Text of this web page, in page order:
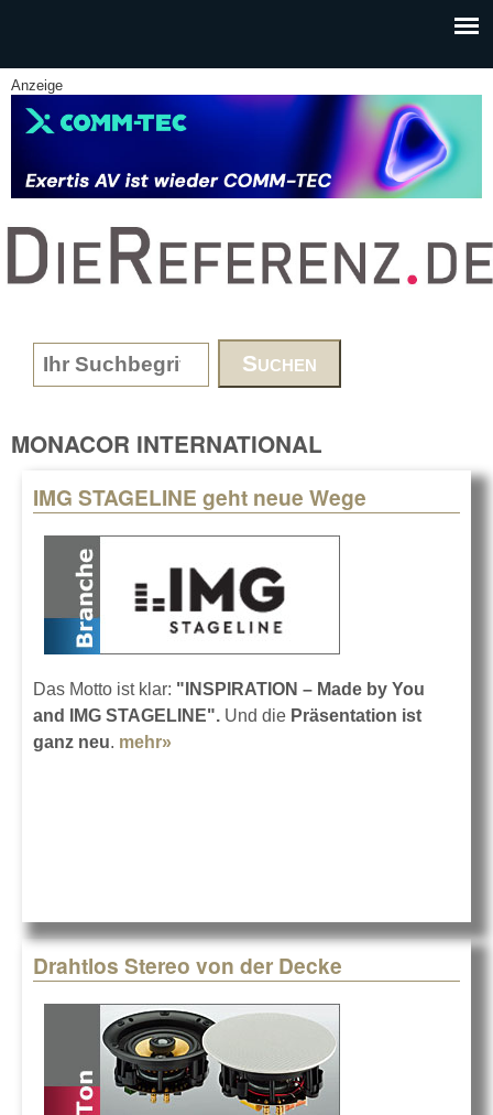
Anzeige
www.DieReferenz.de
Search form
MONACOR INTERNATIONAL
IMG STAGELINE geht neue Wege
Das Motto ist klar: "INSPIRATION – Made by You
and IMG STAGELINE". Und die Präsentation ist
ganz neu. mehr»
Drahtlos Stereo von der Decke
Pages